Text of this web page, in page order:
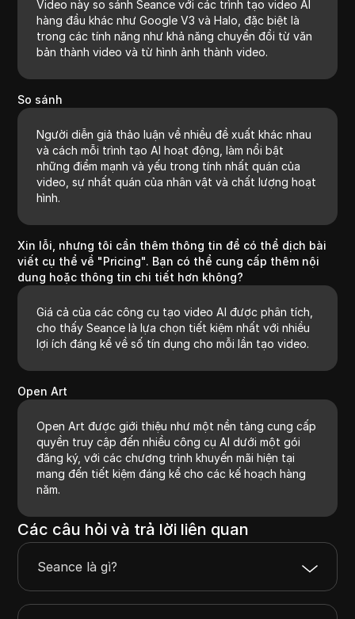
Video này so sánh Seance với các trình tạo video AI
hàng đầu khác như Google V3 và Halo, đặc biệt là
trong các tính năng như khả năng chuyển đổi từ văn
bản thành video và từ hình ảnh thành video.
So sánh
Người diễn giả thảo luận về nhiều đề xuất khác nhau
và cách mỗi trình tạo AI hoạt động, làm nổi bật
những điểm mạnh và yếu trong tính nhất quán của
video, sự nhất quán của nhân vật và chất lượng hoạt
hình.
Xin lỗi, nhưng tôi cần thêm thông tin để có thể dịch bài
viết cụ thể về "Pricing". Bạn có thể cung cấp thêm nội
dung hoặc thông tin chi tiết hơn không?
Giá cả của các công cụ tạo video AI được phân tích,
cho thấy Seance là lựa chọn tiết kiệm nhất với nhiều
lợi ích đáng kể về số tín dụng cho mỗi lần tạo video.
Open Art
Open Art được giới thiệu như một nền tảng cung cấp
quyền truy cập đến nhiều công cụ AI dưới một gói
đăng ký, với các chương trình khuyến mãi hiện tại
mang đến tiết kiệm đáng kể cho các kế hoạch hàng
năm.
Các câu hỏi và trả lời liên quan
Seance là gì?